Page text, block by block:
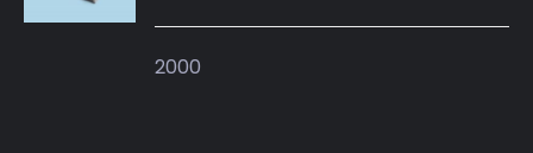
2000